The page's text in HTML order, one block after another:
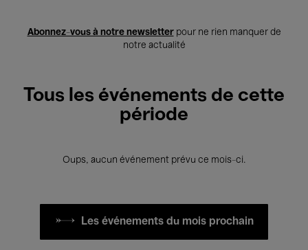
Abonnez-vous à notre newsletterpour ne rien manquer de
notre actualité
Tous les événements de cette
période
Oups, aucun événement prévu ce mois-ci.
Les événements du mois prochain